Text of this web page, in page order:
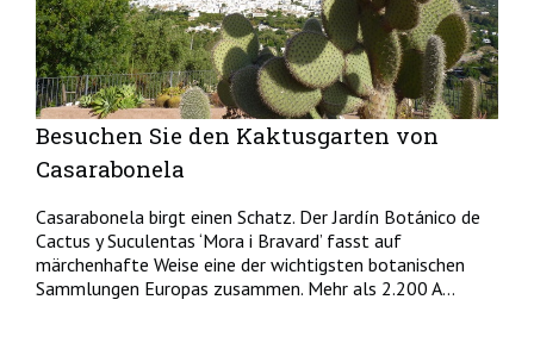
Besuchen Sie den Kaktusgarten von
Casarabonela
Casarabonela birgt einen Schatz. Der Jardín Botánico de
Cactus y Suculentas ‘Mora i Bravard’ fasst auf
märchenhafte Weise eine der wichtigsten botanischen
Sammlungen Europas zusammen. Mehr als 2.200 A...